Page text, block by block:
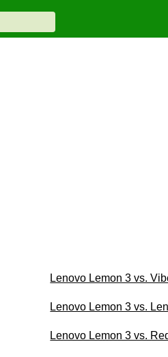
Lenovo Lemon 3 vs.
Lenovo Lemon 3 vs.
Lenovo Lemon 3 vs.